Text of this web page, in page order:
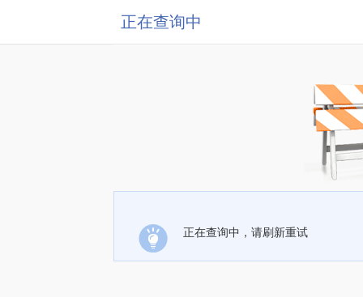
正在查询中
正在查询中，请刷新重试